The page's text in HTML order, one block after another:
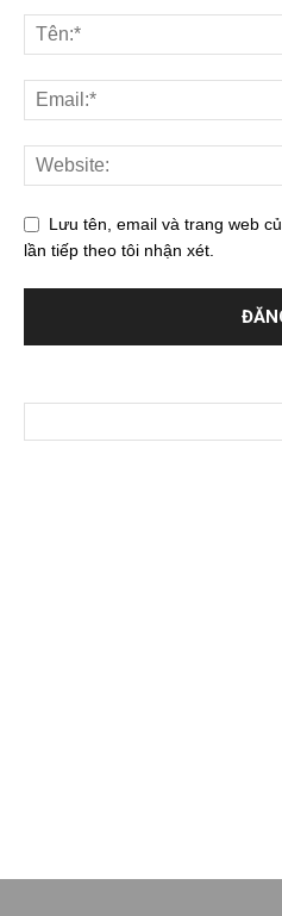
Lưu tên, email và trang web
lần tiếp theo tôi nhận xét.